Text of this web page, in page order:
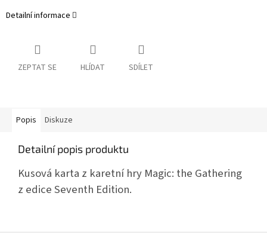
Detailní informace
ZEPTAT SE HLÍDAT SDÍLET
Popis Diskuze
Detailní popis produktu
Kusová karta z karetní hry Magic: the Gathering
z edice Seventh Edition.